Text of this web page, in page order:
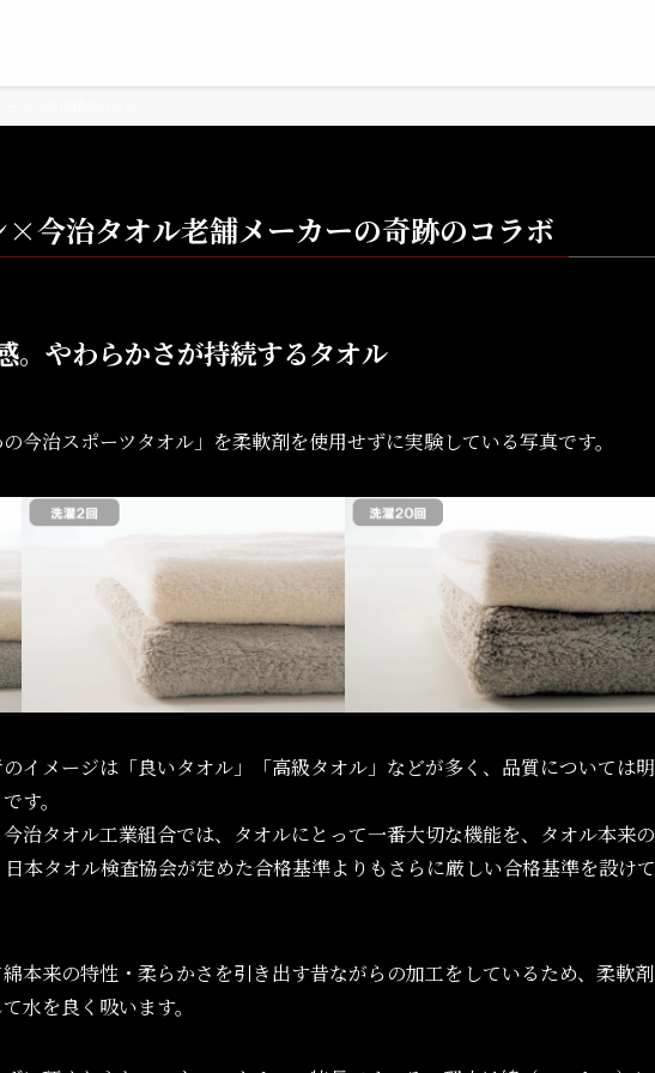
今治タオル老舗メーカーの奇跡のコラボ
。やわらかさが持続するタオル
今治スポーツタオル」を柔軟剤を使用せずに実験している写真です。
イメージは「良いタオル」「高級タオル」などが多く、品質については明
す。
治タオル工業組合では、タオルにとって一番大切な機能を、タオル本来の
本タオル検査協会が定めた合格基準よりもさらに厳しい合格基準を設けて
本来の特性・柔らかさを引き出す昔ながらの加工をしているため、柔軟剤
水を良く吸います。